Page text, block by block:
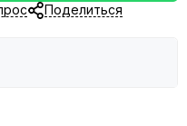
Поделиться